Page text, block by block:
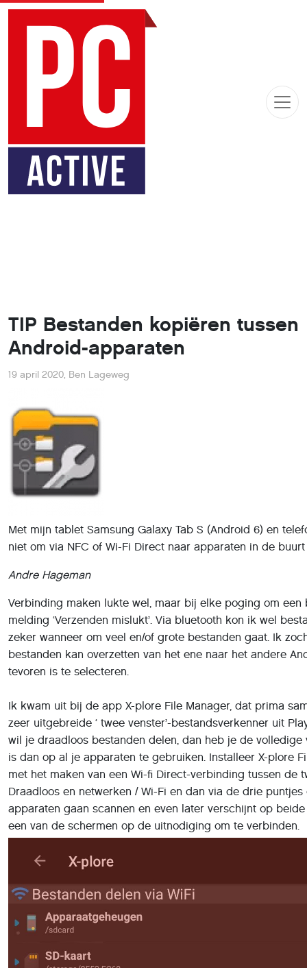
TIP Bestanden kopiëren tussen
Android-apparaten
19 april 2020, Ben Lageweg
Met mijn tablet Samsung Galaxy Tab S (Android 6) en
niet om via NFC of Wi-Fi Direct naar apparaten in de
Andre Hageman
Verbinding maken lukte wel, maar bij elke poging om
melding ‘Verzenden mislukt’. Via bluetooth kon ik wel
zeker wanneer om veel en/of grote bestanden gaat. Ik
bestanden kan overzetten van het ene naar het andere
tevoren is te selecteren.
Ik kwam uit bij de app X-plore File Manager, dat prima
zeer uitgebreide ‘ twee venster’-bestandsverkenner uit
wil je draadloos bestanden delen, dan heb je de
is dan op al je apparaten te gebruiken. Installeer X-plore
met het maken van een Wi-fi Direct-verbinding tussen de
Draadloos en netwerken / Wi-Fi en dan via de drie puntjes
apparaten gaan scannen en even later verschijnt op
een van de schermen op de uitnodiging om te verbinden.